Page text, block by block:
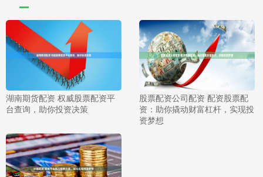
湖南期货配资 权威股票配资平
台查询，助你投资决策
股票配资公司配资 配资股票配
资：助你撬动财富杠杆，实现投
资梦想